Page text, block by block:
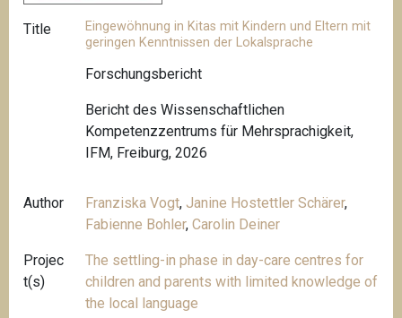
Title
Eingewöhnung in Kitas mit Kindern und Eltern mit
geringen Kenntnissen der Lokalsprache
Forschungsbericht
Bericht des Wissenschaftlichen
Kompetenzzentrums für Mehrsprachigkeit,
IFM, Freiburg, 2026
Author Franziska Vogt,Janine Hostettler Schärer,
Fabienne Bohler,Carolin Deiner
Projec
t(s)
The settling-in phase in day-care centres for
children and parents with limited knowledge of
the local language